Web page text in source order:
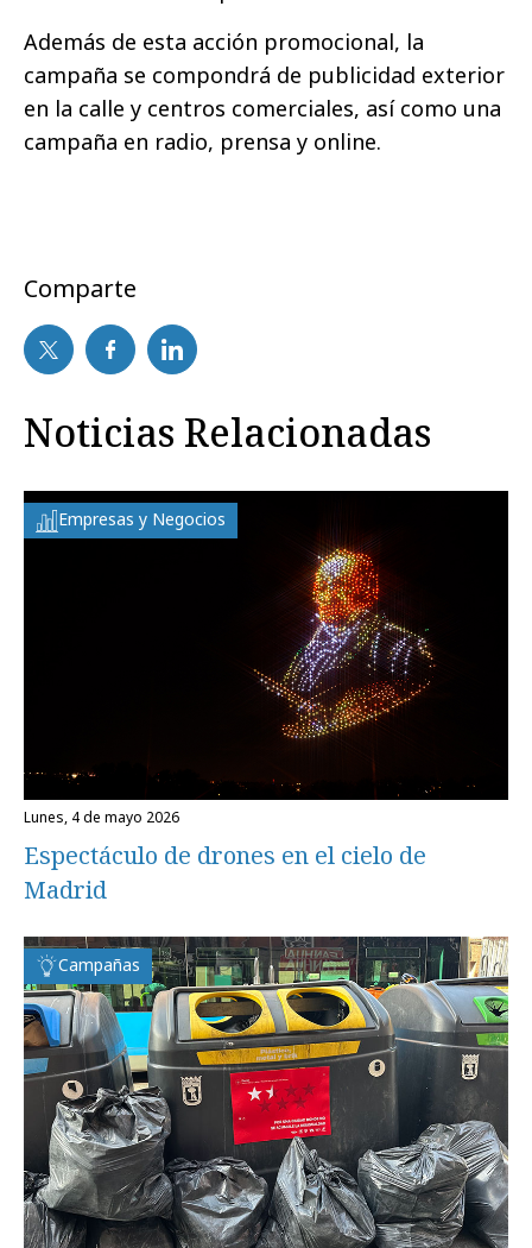
Además de esta acción promocional, la
campaña se compondrá de publicidad exterior
en la calle y centros comerciales, así como una
campaña en radio, prensa y online.
Comparte
Noticias Relacionadas
Empresas y Negocios
lunes, 4 de mayo 2026
Espectáculo de drones en el cielo de
Madrid
Campañas